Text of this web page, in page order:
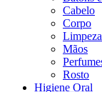
Cabelo
Corpo
Mãos
Rosto
Higiene Oral